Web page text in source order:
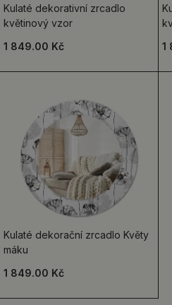
Kulaté dekorativní zrcadlo
květinový vzor
1 849.00 Kč
1
Kulaté dekorační zrcadlo Květy
máku
1 849.00 Kč